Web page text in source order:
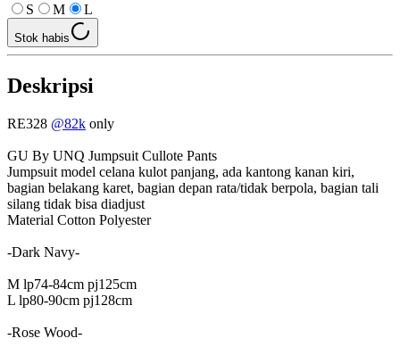
S M L
Stok habis
Deskripsi
RE328 @82k only
GU By UNQ Jumpsuit Cullote Pants
Jumpsuit model celana kulot panjang, ada kantong kanan kiri,
bagian belakang karet, bagian depan rata/tidak berpola, bagian tali
silang tidak bisa diadjust
Material Cotton Polyester
-Dark Navy-
M lp74-84cm pj125cm
L lp80-90cm pj128cm
-Rose Wood-